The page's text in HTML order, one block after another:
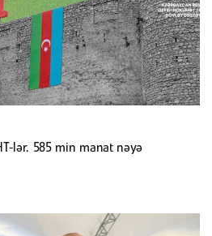
lər. 585 min manat nəyə